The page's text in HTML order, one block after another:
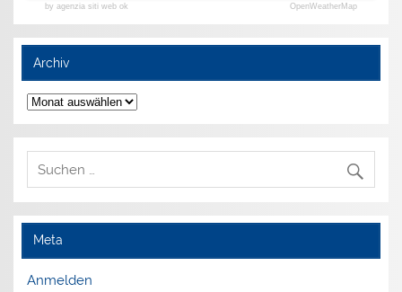
by agenzia siti web ok OpenWeatherMap
Archiv
Archiv
Meta
Anmelden